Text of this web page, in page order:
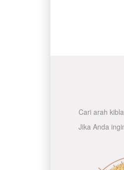
Cari arah
Jika Anda